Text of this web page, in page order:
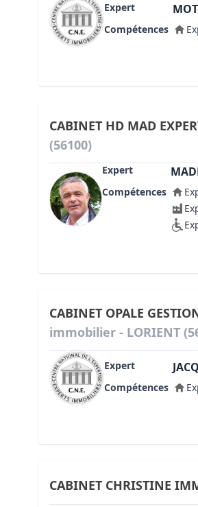
Expert
Compétences
CABINET HD MAD
(56100)
Expert
Compétences
CABINET OPALE
immobilier - LORIENT
Expert
Compétences
CABINET CHRISTINE